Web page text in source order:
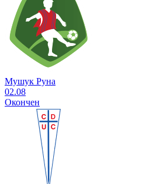
Мушук Руна
02.08
Окончен